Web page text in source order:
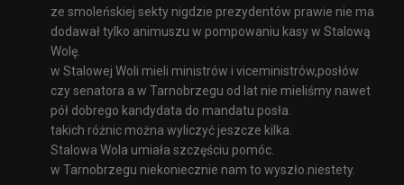
ze smoleńskiej sekty nigdzie prezydentów prawie nie ma
dodawał tylko animuszu w pompowaniu kasy w Stalową
Wolę.
w Stalowej Woli mieli ministrów i viceministrów,posłów
czy senatora a w Tarnobrzegu od lat nie mieliśmy nawet
pół dobrego kandydata do mandatu posła.
takich różnic można wyliczyć jeszcze kilka.
Stalowa Wola umiała szczęściu pomóc.
w Tarnobrzegu niekoniecznie nam to wyszło.niestety.